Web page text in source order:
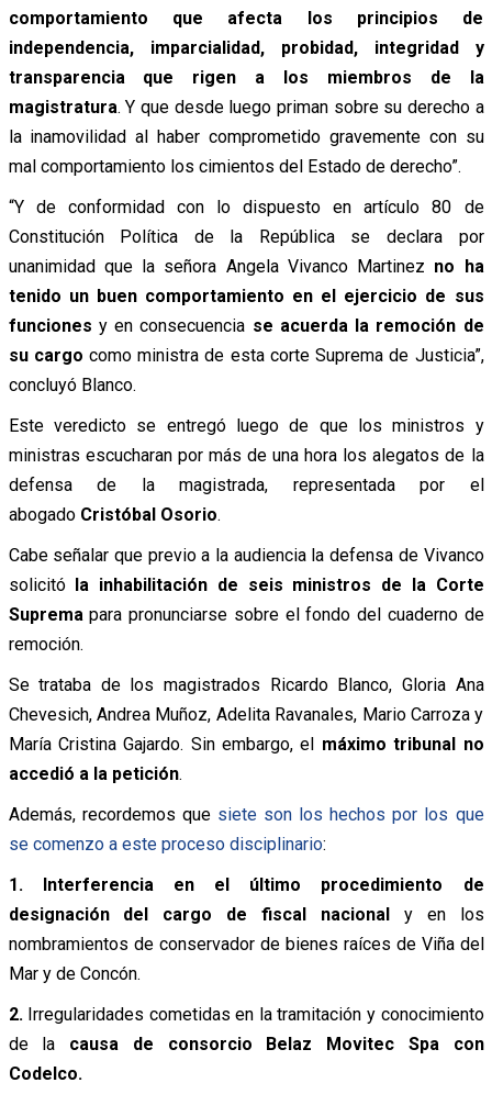
comportamiento que afecta los principios de
independencia, imparcialidad, probidad, integridad y
transparencia que rigen a los miembros de la
magistratura. Y que desde luego priman sobre su derecho a
la inamovilidad al haber comprometido gravemente con su
mal comportamiento los cimientos del Estado de derecho”.
“Y de conformidad con lo dispuesto en artículo 80 de
Constitución Política de la República se declara por
unanimidad que la señora Angela Vivanco Martinez no ha
tenido un buen comportamiento en el ejercicio de sus
funciones y en consecuencia se acuerda la remoción de
su cargo como ministra de esta corte Suprema de Justicia”,
concluyó Blanco.
Este veredicto se entregó luego de que los ministros y
ministras escucharan por más de una hora los alegatos de la
defensa de la magistrada, representada por el
abogado Cristóbal Osorio.
Cabe señalar que previo a la audiencia la defensa de Vivanco
solicitó la inhabilitación de seis ministros de la Corte
Suprema para pronunciarse sobre el fondo del cuaderno de
remoción.
Se trataba de los magistrados Ricardo Blanco, Gloria Ana
Chevesich, Andrea Muñoz, Adelita Ravanales, Mario Carroza y
María Cristina Gajardo. Sin embargo, el máximo tribunal no
accedió a la petición.
Además, recordemos que siete son los hechos por los que
se comenzo a este proceso disciplinario:
1.
Interferencia
en el último procedimiento de
designación del cargo de fiscal nacionaly en los
nombramientos de conservador de bienes raíces de Viña del
Mar y de Concón.
2. Irregularidades cometidas en la tramitación y conocimiento
de la causa de consorcio Belaz Movitec Spa con
Codelco.